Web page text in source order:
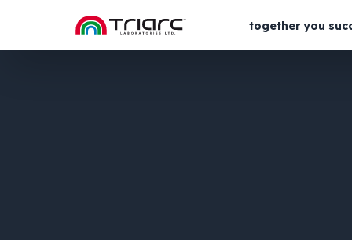
together you